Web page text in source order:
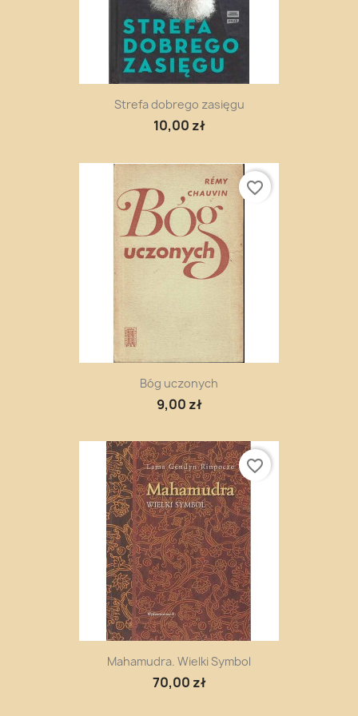
Strefa dobrego zasięgu
10,00 zł
Bóg uczonych
9,00 zł
favorite_border
Mahamudra. Wielki Symbol
70,00 zł
favorite_border